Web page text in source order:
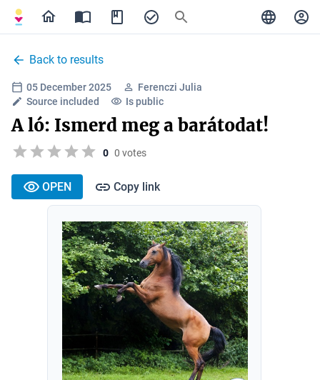
Back to results
05 December 2025
Ferenczi Julia
Source included
Is public
A ló: Ismerd meg a barátodat!
0 0 votes
OPEN Copy link